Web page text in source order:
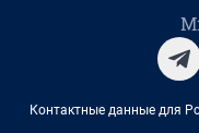
Контактные данные для